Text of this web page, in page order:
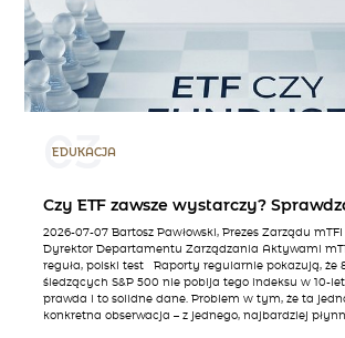
03
EDUKACJA
Czy ETF zawsze wystarczy?
2026-07-07 Bartosz Pawłowski, Prezes Zarządu mTFI
Dyrektor Departamentu Zarządzania Aktywami
reguła, polski test Raporty regularnie pokazują, że
śledzących S&P 500 nie pobija tego indeksu w 10-
prawda i to solidne dane. Problem w tym, że ta
konkretna obserwacja – z jednego, najbardziej